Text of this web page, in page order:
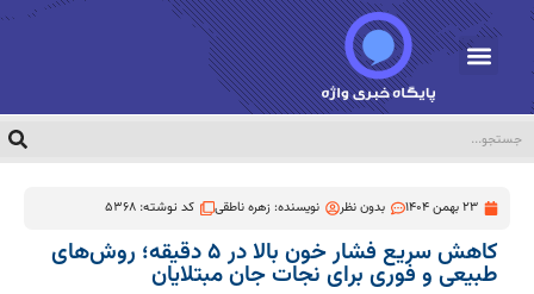
23 بهمن 1404 بدون نظر نویسنده:زهره ناطقی کد نوشته: 5368
کاهش سریع فشار خون بالا در ۵ دقیقه؛ روش‌های
طبیعی و فوری برای نجات جان مبتلایان